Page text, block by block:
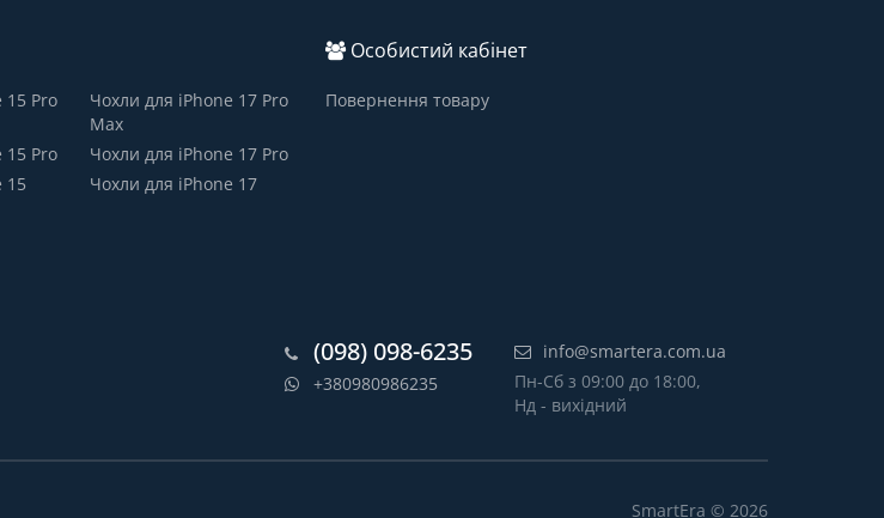
15 Pro
15 Pro
15
Чохли для iPhone 17 Pro
Max
Чохли для iPhone 17 Pro
Чохли для iPhone 17
Особистий кабінет
Повернення товару
(098) 098-6235
+380980986235
info@smartera.com.ua
Пн-Сб з 09:00 до 18:00,
Нд - вихідний
SmartEra © 2026